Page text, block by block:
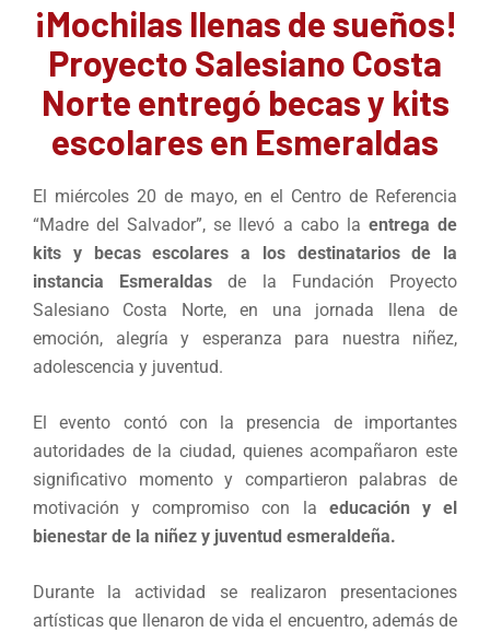
¡Mochilas llenas de sueños!
Proyecto Salesiano Costa
Norte entregó becas y kits
escolares en Esmeraldas
El miércoles 20 de mayo, en el Centro de Referencia
“Madre del Salvador”, se llevó a cabo la entrega de
kits y becas escolares a los destinatarios de la
instancia Esmeraldas de la Fundación Proyecto
Salesiano Costa Norte, en una jornada llena de
emoción, alegría y esperanza para nuestra niñez,
adolescencia y juventud.
El evento contó con la presencia de importantes
autoridades de la ciudad, quienes acompañaron este
significativo momento y compartieron palabras de
motivación y compromiso con la educación y el
bienestar de la niñez y juventud esmeraldeña.
Durante la actividad se realizaron presentaciones
artísticas que llenaron de vida el encuentro, además de